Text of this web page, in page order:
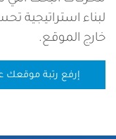
لبناء استراتيجية
خارج الموقع.
إرفع رتبة موقعك